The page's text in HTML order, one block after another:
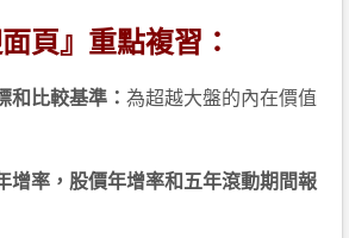
頁』重點複習：
和比較基準： 為超越大盤的內在價值
增率，股價年增率和五年滾動期間報